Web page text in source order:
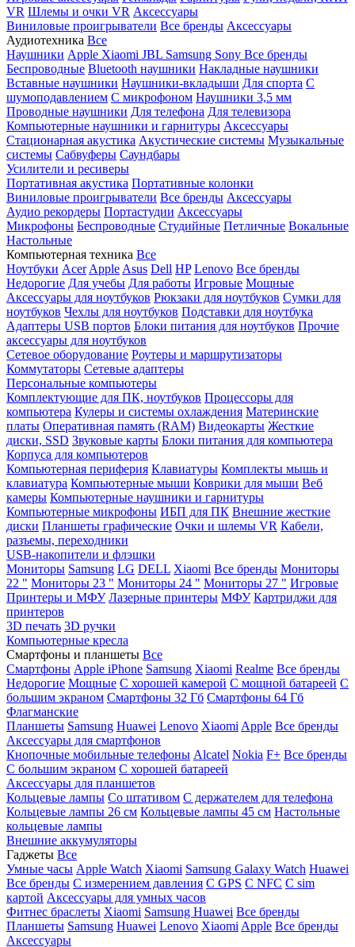
VR Шлемы и очки VR Аксессуары
Виниловые проигрыватели Все бренды Аксессуары
Аудиотехника Все
Наушники Apple Xiaomi JBL Samsung Sony Все бренды
Беспроводные Bluetooth наушники Накладные наушники
Вставные наушники Наушники-вкладыши Для спорта С
шумоподавлением С микрофоном Наушники 3,5 мм
Проводные наушники Для телефона Для телевизора
Компьютерные наушники и гарнитуры Аксессуары
Стационарная акустика Акустические системы Музыкальные
системы Сабвуферы Саундбары
Усилители и ресиверы
Портативная акустика Портативные колонки
Виниловые проигрыватели Все бренды Аксессуары
Аудио рекордеры Портастудии Аксессуары
Микрофоны Беспроводные Студийные Петличные Вокальные
Настольные
Компьютерная техника Все
Ноутбуки Acer Apple Asus Dell HP Lenovo Все бренды
Недорогие Для учебы Для работы Игровые Мощные
Аксессуары для ноутбуков Рюкзаки для ноутбуков Сумки для
ноутбуков Чехлы для ноутбуков Подставки для ноутбука
Адаптеры USB портов Блоки питания для ноутбуков Прочие
аксессуары для ноутбуков
Сетевое оборудование Роутеры и маршрутизаторы
Коммутаторы Сетевые адаптеры
Персональные компьютеры
Комплектующие для ПК, ноутбуков Процессоры для
компьютера Кулеры и системы охлаждения Материнские
платы Оперативная память (RAM) Видеокарты Жесткие
диски, SSD Звуковые карты Блоки питания для компьютера
Корпуса для компьютеров
Компьютерная периферия Клавиатуры Комплекты мышь и
клавиатура Компьютерные мыши Коврики для мыши Веб
камеры Компьютерные наушники и гарнитуры
Компьютерные микрофоны ИБП для ПК Внешние жесткие
диски Планшеты графические Очки и шлемы VR Кабели,
разъемы, переходники
USB-накопители и флэшки
Мониторы Samsung LG DELL Xiaomi Все бренды Мониторы
22 " Мониторы 23 " Мониторы 24 " Мониторы 27 " Игровые
Принтеры и МФУ Лазерные принтеры МФУ Картриджи для
принтеров
3D печать 3D ручки
Компьютерные кресла
Смартфоны и планшеты Все
Смартфоны Apple iPhone Samsung Xiaomi Realme Все бренды
Недорогие Мощные С хорошей камерой С мощной батареей С
большим экраном Смартфоны 32 Гб Смартфоны 64 Гб
Флагманские
Планшеты Samsung Huawei Lenovo Xiaomi Apple Все бренды
Аксессуары для смартфонов
Кнопочные мобильные телефоны Alcatel Nokia F+ Все бренды
С большим экраном С хорошей батареей
Аксессуары для планшетов
Кольцевые лампы Со штативом C держателем для телефона
Кольцевые лампы 26 см Кольцевые лампы 45 см Настольные
кольцевые лампы
Внешние аккумуляторы
Гаджеты Все
Умные часы Apple Watch Xiaomi Samsung Galaxy Watch Huawei
Все бренды C измерением давления C GPS C NFC C sim
картой Аксессуары для умных часов
Фитнес браслеты Xiaomi Samsung Huawei Все бренды
Планшеты Samsung Huawei Lenovo Xiaomi Apple Все бренды
Аксессуары